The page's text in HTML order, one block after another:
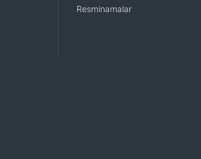
Resminamalar